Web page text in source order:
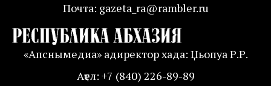
Почта: gazeta_ra@rambler.ru
«Апснымедиа» адиректор хада: Џьопуа Р.Р.
Аҭел: +7 (840) 226-89-89